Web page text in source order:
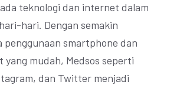
teknologi dan internet dalam
hari. Dengan semakin
penggunaan smartphone dan
yang mudah, Medsos seperti
dan Twitter menjadi